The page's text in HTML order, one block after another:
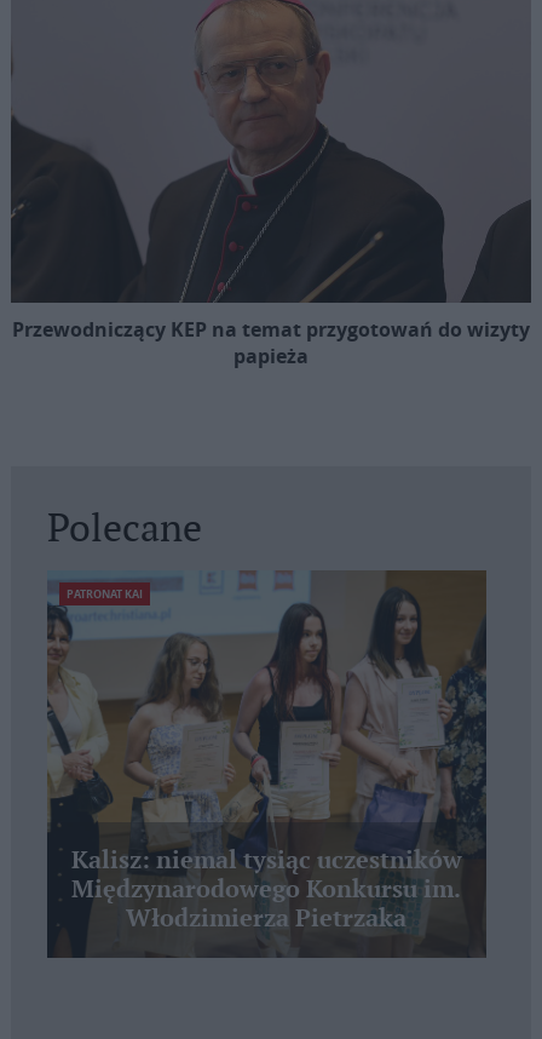
Przewodniczący KEP na temat przygotowań do wizyty
papieża
Polecane
PATRONAT KAI
Kalisz: niemal tysiąc uczestników
Międzynarodowego Konkursu im.
Włodzimierza Pietrzaka